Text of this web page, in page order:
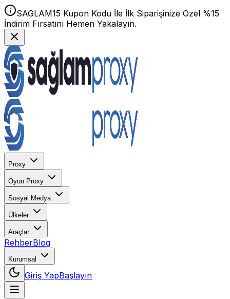
SAGLAM15 Kupon Kodu İle İlk Siparişinize Özel %15
İndirim Fırsatını Hemen Yakalayın.
Proxy
Oyun Proxy
Sosyal Medya
Ülkeler
Araçlar
RehberBlog
Kurumsal
Giriş YapBaşlayın